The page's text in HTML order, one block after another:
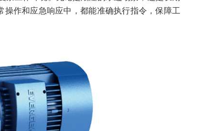
作和应急响应中，都能准确执行指令，保障工